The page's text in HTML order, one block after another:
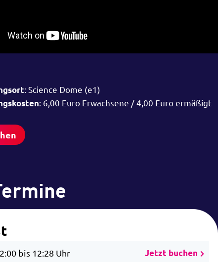
: Science Dome (e1)
: 6,00 Euro Erwachsene / 4,00 Euro ermäßigt
bis 12:28 Uhr Jetzt buchen